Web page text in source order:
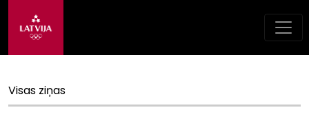
Visas ziņas